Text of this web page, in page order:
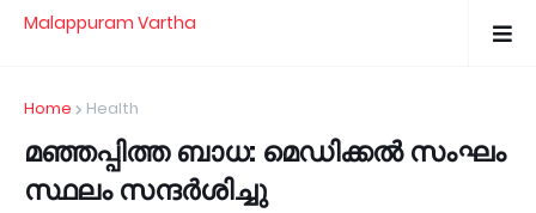
Malappuram Vartha
Home Health
മഞ്ഞപ്പിത്ത ബാധ: മെഡിക്കല്‍ സംഘം
സ്ഥലം സന്ദര്‍ശിച്ചു